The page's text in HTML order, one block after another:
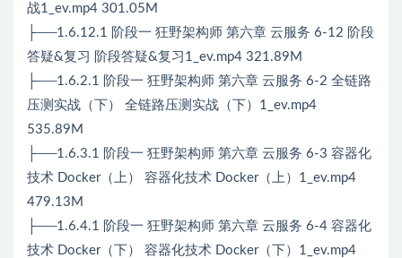
战1_ev.mp4 301.05M
├──1.6.12.1 阶段一 狂野架构师 第六章 云服务 6-12 阶段
答疑&复习 阶段答疑&复习1_ev.mp4 321.89M
├──1.6.2.1 阶段一 狂野架构师 第六章 云服务 6-2 全链路
压测实战（下） 全链路压测实战（下）1_ev.mp4
535.89M
├──1.6.3.1 阶段一 狂野架构师 第六章 云服务 6-3 容器化
技术 Docker（上） 容器化技术 Docker（上）1_ev.mp4
479.13M
├──1.6.4.1 阶段一 狂野架构师 第六章 云服务 6-4 容器化
技术 Docker（下） 容器化技术 Docker（下）1_ev.mp4